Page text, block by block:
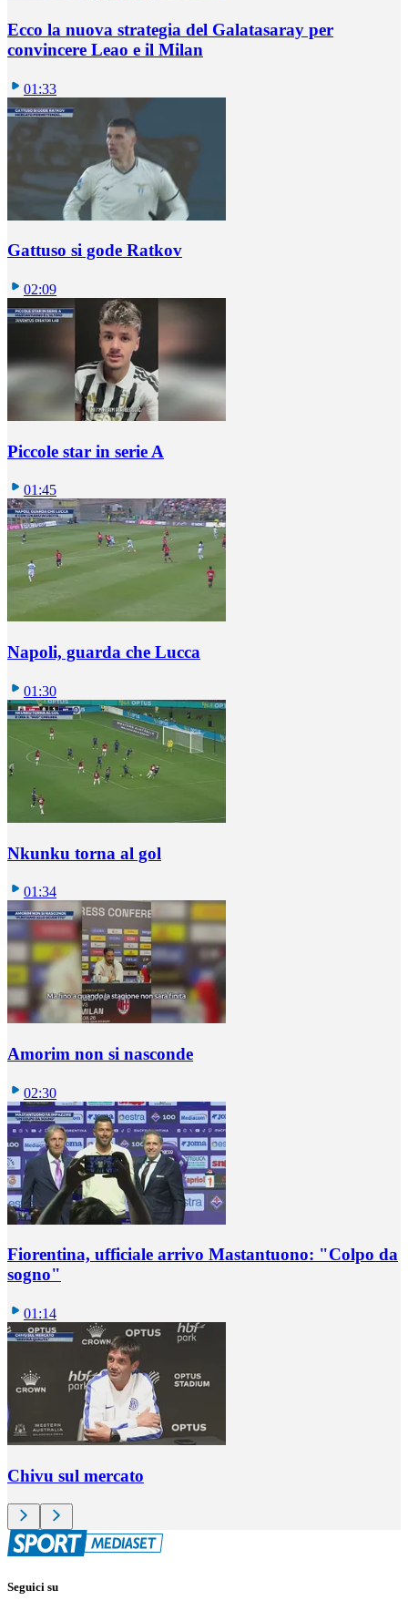
Ecco la nuova strategia del Galatasaray per
convincere Leao e il Milan
01:33
Gattuso si gode Ratkov
02:09
Piccole star in serie A
01:45
Napoli, guarda che Lucca
01:30
Nkunku torna al gol
01:34
Amorim non si nasconde
02:30
Fiorentina, ufficiale arrivo Mastantuono: "Colpo da
sogno"
01:14
Chivu sul mercato
Seguici su